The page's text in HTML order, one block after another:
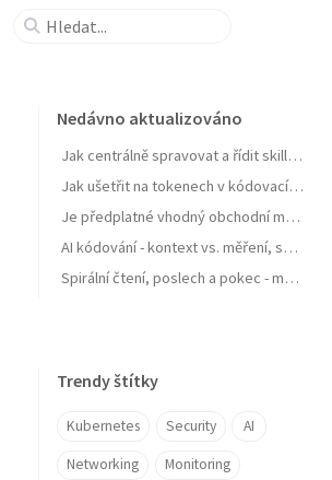
Nedávno aktualizováno
Jak centrálně spravovat a řídit skills pro agenty a zejména jejich samostatné zlepšování
Jak ušetřit na tokenech v kódovacích agentech typu GitHub Copilot
Je předplatné vhodný obchodní model pro AI produkt? Zdražuje AI? Zdražují tokeny? Nebo se jen najíždí na férový model?
AI kódování - kontext vs. měření, software jako paměť, váš software se učit nebudu, OpenClaw a chytrá domácnost
Spirální čtení, poslech a pokec - moje AI workflow pro nasání knihy do mozku
Trendy štítky
Kubernetes Security AI
Networking Monitoring